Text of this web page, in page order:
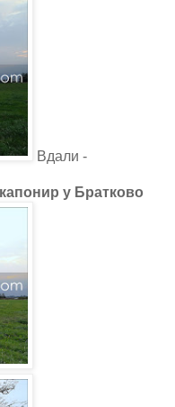
Вдали -
у Братково